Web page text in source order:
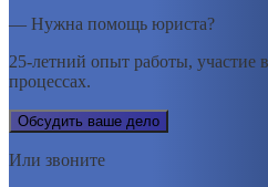
— Нужна помощь юриста?
25-летний опыт работы, участие
процессах.
Обсудить ваше дело
Или звоните